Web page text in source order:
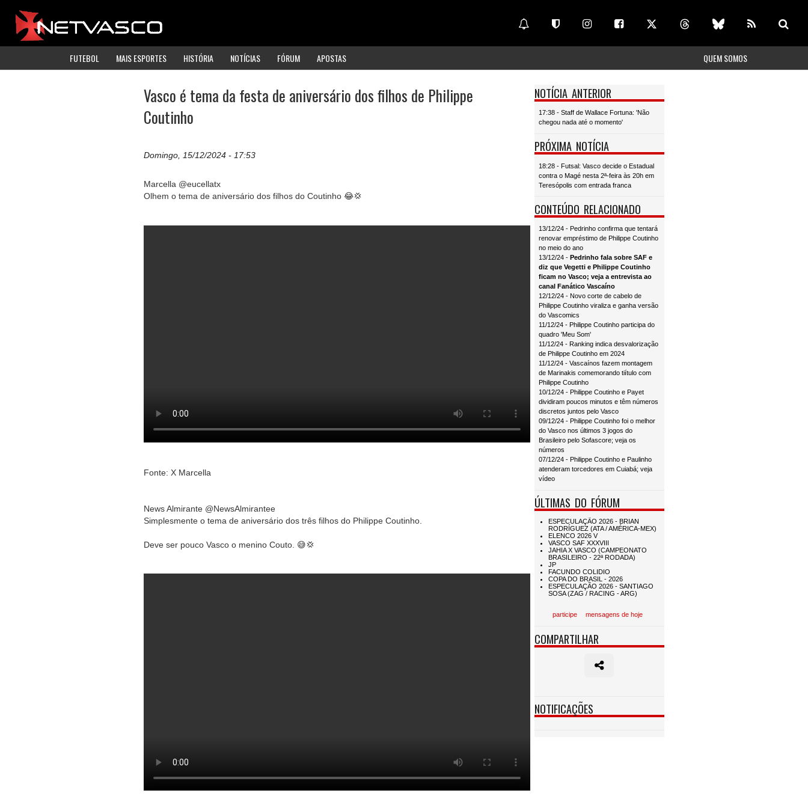
FUTEBOL MAIS ESPORTES HISTÓRIA NOTÍCIAS FÓRUM APOSTAS QUEM SOMOS
Vasco é tema da festa de aniversário dos filhos de Philippe
Coutinho
Domingo, 15/12/2024 - 17:53
Marcella @eucellatx
Olhem o tema de aniversário dos filhos do Coutinho 😂💢
Fonte: X Marcella
News Almirante @NewsAlmirantee
Simplesmente o tema de aniversário dos três filhos do Philippe Coutinho.
Deve ser pouco Vasco o menino Couto. 😅💢
NOTÍCIA ANTERIOR
17:38 - Staff de Wallace Fortuna: 'Não
chegou nada até o momento'
PRÓXIMA NOTÍCIA
18:28 - Futsal: Vasco decide o Estadual
contra o Magé nesta 2ª-feira às 20h em
Teresópolis com entrada franca
CONTEÚDO RELACIONADO
13/12/24 - Pedrinho confirma que tentará
renovar empréstimo de Philippe Coutinho
no meio do ano
13/12/24 - Pedrinho fala sobre SAF e
diz que Vegetti e Philippe Coutinho
ficam no Vasco; veja a entrevista ao
canal Fanático Vascaíno
12/12/24 - Novo corte de cabelo de
Philippe Coutinho viraliza e ganha versão
do Vascomics
11/12/24 - Philippe Coutinho participa do
quadro 'Meu Som'
11/12/24 - Ranking indica desvalorização
de Philippe Coutinho em 2024
11/12/24 - Vascaínos fazem montagem
de Marinakis comemorando tiítulo com
Philippe Coutinho
10/12/24 - Philippe Coutinho e Payet
dividiram poucos minutos e têm números
discretos juntos pelo Vasco
09/12/24 - Philippe Coutinho foi o melhor
do Vasco nos últimos 3 jogos do
Brasileiro pelo Sofascore; veja os
números
07/12/24 - Philippe Coutinho e Paulinho
atenderam torcedores em Cuiabá; veja
vídeo
ÚLTIMAS DO FÓRUM
participe mensagens de hoje
COMPARTILHAR
NOTIFICAÇÕES